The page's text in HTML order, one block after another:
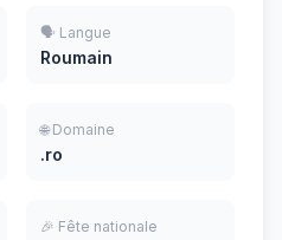
🗣️ Langue
Roumain
🌐 Domaine
.ro
🎉 Fête nationale